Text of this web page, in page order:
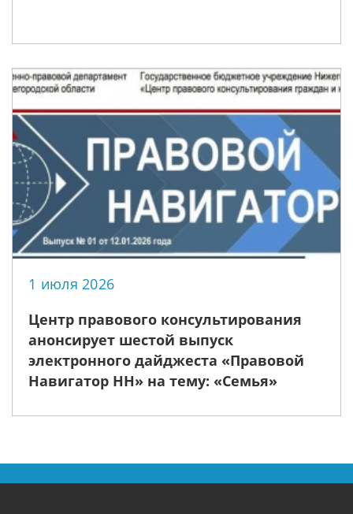
1 июля 2026
Центр правового консультирования
анонсирует шестой выпуск
электронного дайджеста «Правовой
Навигатор НН» на тему: «Семья»